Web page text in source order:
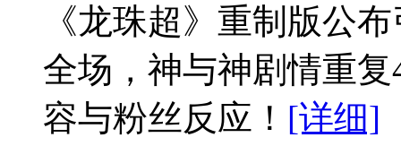
《龙珠超》重制版公
全场，神与神剧情重
容与粉丝反应！ [详细]